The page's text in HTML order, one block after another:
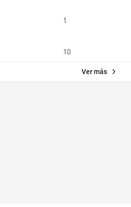
1
10
Ver más